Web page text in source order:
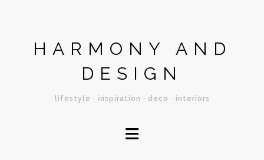
HARMONY AND
DESIGN
lifestyle · inspiration · deco · interiors
≡